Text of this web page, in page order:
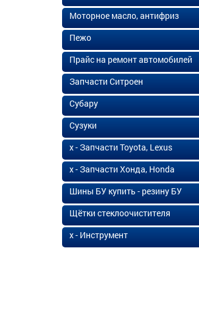
Моторное масло, антифриз
Пежо
Прайс на ремонт автомобилей
Запчасти Ситроен
Субару
Сузуки
х - Запчасти Toyota, Lexus
х - Запчасти Хонда, Honda
Шины БУ купить - резину БУ
Щётки стеклоочистителя
х - Инструмент